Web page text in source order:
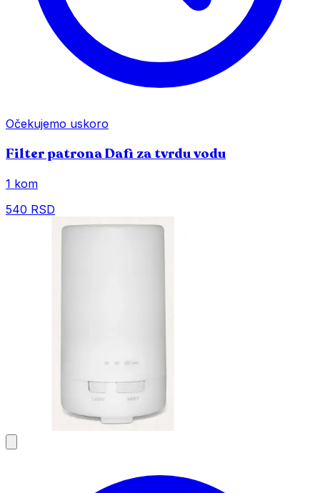
Očekujemo uskoro
Filter patrona Dafi za tvrdu vodu
1 kom
540 RSD